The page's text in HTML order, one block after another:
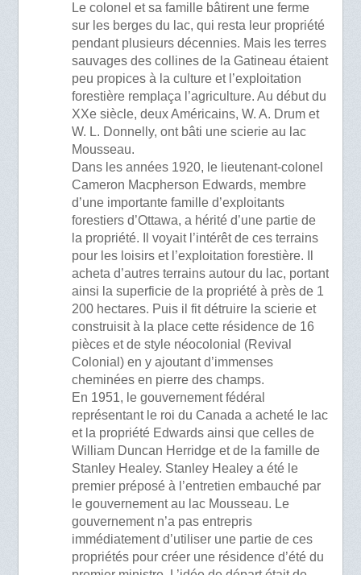
Le colonel et sa famille bâtirent une ferme
sur les berges du lac, qui resta leur propriété
pendant plusieurs décennies. Mais les terres
sauvages des collines de la Gatineau étaient
peu propices à la culture et l’exploitation
forestière remplaça l’agriculture. Au début du
XXe siècle, deux Américains, W. A. Drum et
W. L. Donnelly, ont bâti une scierie au lac
Mousseau.
Dans les années 1920, le lieutenant-colonel
Cameron Macpherson Edwards, membre
d’une importante famille d’exploitants
forestiers d’Ottawa, a hérité d’une partie de
la propriété. Il voyait l’intérêt de ces terrains
pour les loisirs et l’exploitation forestière. Il
acheta d’autres terrains autour du lac, portant
ainsi la superficie de la propriété à près de 1
200 hectares. Puis il fit détruire la scierie et
construisit à la place cette résidence de 16
pièces et de style néocolonial (Revival
Colonial) en y ajoutant d’immenses
cheminées en pierre des champs.
En 1951, le gouvernement fédéral
représentant le roi du Canada a acheté le lac
et la propriété Edwards ainsi que celles de
William Duncan Herridge et de la famille de
Stanley Healey. Stanley Healey a été le
premier préposé à l’entretien embauché par
le gouvernement au lac Mousseau. Le
gouvernement n’a pas entrepris
immédiatement d’utiliser une partie de ces
propriétés pour créer une résidence d’été du